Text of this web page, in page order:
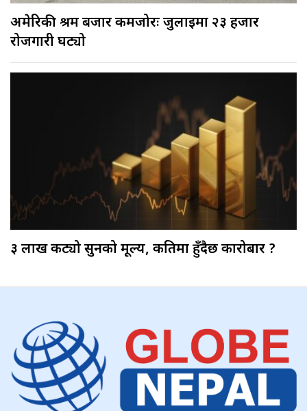
अमेरिकी श्रम बजार कमजोरः जुलाईमा २३ हजार
रोजगारी घट्यो
३ लाख कट्यो सुनको मूल्य, कतिमा हुँदैछ कारोबार ?